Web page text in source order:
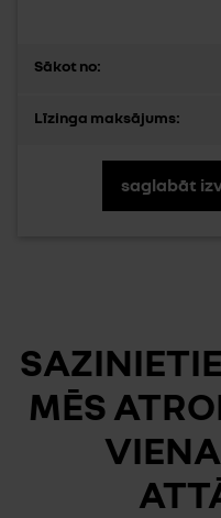
Sākot no:
Līzinga maksājums:
saglabāt
MĒS